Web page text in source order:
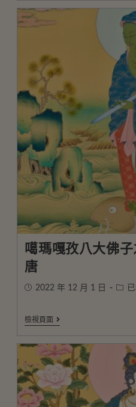
噶瑪嘎孜八大佛
唐
2022 年 12 月 1 日
檢視頁面